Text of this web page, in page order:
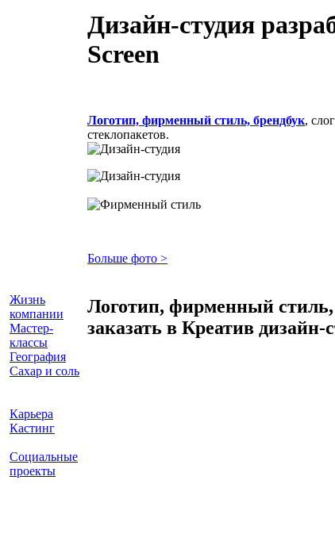
Жизнь
компании
Мастер-
классы
География
Сахар и соль
Карьера
Кастинг
Социальные
проекты
Дизайн-студия
Screen
Логотип, фирменный стиль, брендбук,
стеклопакетов.
Больше фото >
Логотип, фирменный
заказать в Креатив